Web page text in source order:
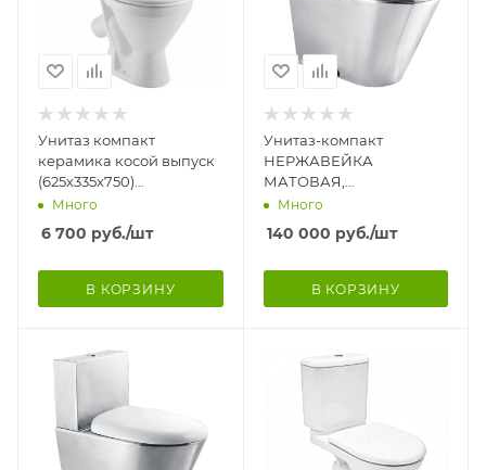
Унитаз компакт
керамика косой выпуск
(625х335х750)
Комплектация Эконом,
цвет Белый
Много
6 700 руб./шт
В КОРЗИНУ
Унитаз-компакт
НЕРЖАВЕЙКА
МАТОВАЯ,
НЕРЖАВЕЙКА,подача
Много
140 000 руб./шт
В КОРЗИНУ